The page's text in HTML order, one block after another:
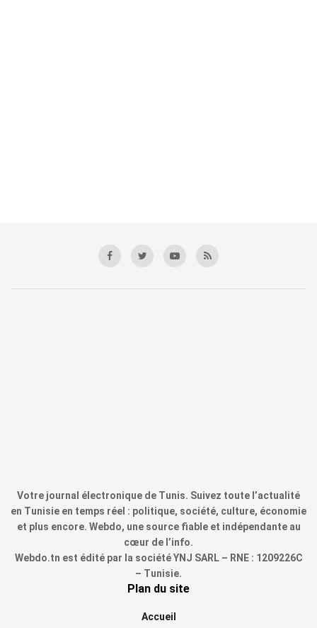
Votre journal électronique de Tunis. Suivez toute l’actualité
en Tunisie en temps réel : politique, société, culture, économie
et plus encore. Webdo, une source fiable et indépendante au
cœur de l’info.
Webdo.tn est édité par la société YNJ SARL – RNE : 1209226C
– Tunisie.
Plan du site
Accueil